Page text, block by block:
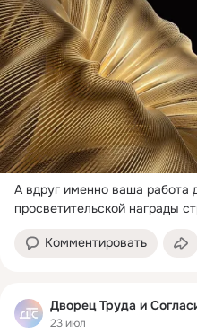
А вдруг именно ваша работа
просветительской награды
Комментировать
Дворец Труда и
23 июл